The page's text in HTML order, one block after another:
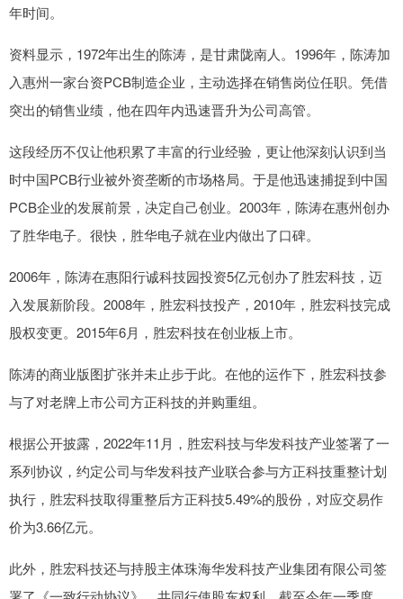
年时间。
资料显示，1972年出生的陈涛，是甘肃陇南人。1996年，陈涛加
入惠州一家台资PCB制造企业，主动选择在销售岗位任职。凭借
突出的销售业绩，他在四年内迅速晋升为公司高管。
这段经历不仅让他积累了丰富的行业经验，更让他深刻认识到当
时中国PCB行业被外资垄断的市场格局。于是他迅速捕捉到中国
PCB企业的发展前景，决定自己创业。2003年，陈涛在惠州创办
了胜华电子。很快，胜华电子就在业内做出了口碑。
2006年，陈涛在惠阳行诚科技园投资5亿元创办了胜宏科技，迈
入发展新阶段。2008年，胜宏科技投产，2010年，胜宏科技完成
股权变更。2015年6月，胜宏科技在创业板上市。
陈涛的商业版图扩张并未止步于此。在他的运作下，胜宏科技参
与了对老牌上市公司方正科技的并购重组。
根据公开披露，2022年11月，胜宏科技与华发科技产业签署了一
系列协议，约定公司与华发科技产业联合参与方正科技重整计划
执行，胜宏科技取得重整后方正科技5.49%的股份，对应交易作
价为3.66亿元。
此外，胜宏科技还与持股主体珠海华发科技产业集团有限公司签